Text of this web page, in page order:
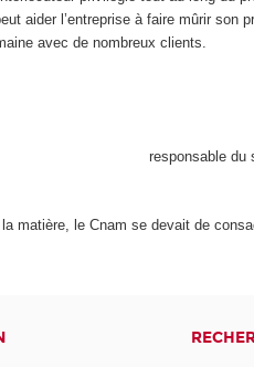
aider l’entreprise à faire mûrir son
avec de nombreux clients.
responsable du
matière, le Cnam se devait de